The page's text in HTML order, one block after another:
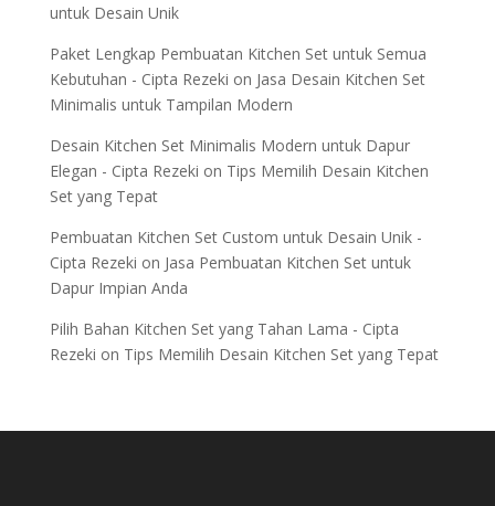
untuk Desain Unik
Paket Lengkap Pembuatan Kitchen Set untuk Semua
Kebutuhan - Cipta Rezeki on Jasa Desain Kitchen Set
Minimalis untuk Tampilan Modern
Desain Kitchen Set Minimalis Modern untuk Dapur
Elegan - Cipta Rezeki on Tips Memilih Desain Kitchen
Set yang Tepat
Pembuatan Kitchen Set Custom untuk Desain Unik -
Cipta Rezeki on Jasa Pembuatan Kitchen Set untuk
Dapur Impian Anda
Pilih Bahan Kitchen Set yang Tahan Lama - Cipta
Rezeki on Tips Memilih Desain Kitchen Set yang Tepat